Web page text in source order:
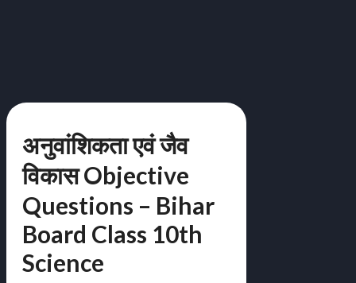
अनुवांशिकता एवं जैव
विकास Objective
Questions – Bihar
Board Class 10th
Science